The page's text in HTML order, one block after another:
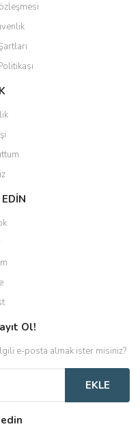
Ol!
e-posta almak ister misiniz?
EKLE